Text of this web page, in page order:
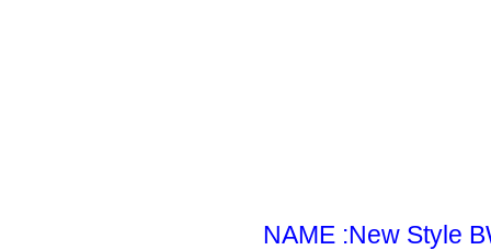
NAME :New Style